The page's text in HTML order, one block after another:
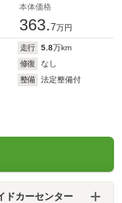
本体価格
363.7万円
走行 5.8万km
修復
なし
整備
法定整備付
ドカーセンター